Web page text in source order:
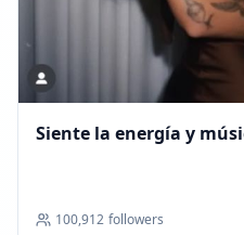
Siente la energía y
100,912 followers